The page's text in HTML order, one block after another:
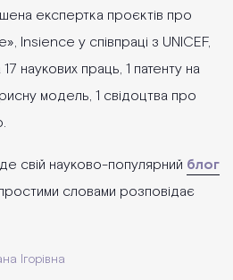
експертка проєктів про
Insience у співпраці з UNICEF,
наукових праць, 1 патенту на
модель, 1 свідоцтва про
свій науково-популярний блог
словами розповідає